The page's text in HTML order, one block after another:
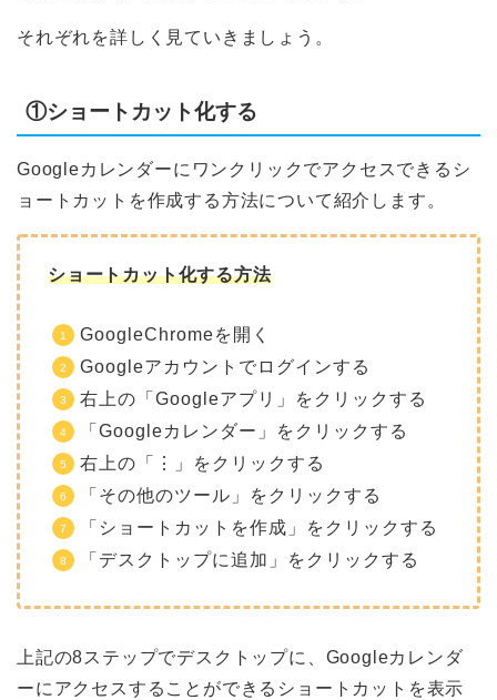
それぞれを詳しく見ていきましょう。
①ショートカット化する
Googleカレンダーにワンクリックでアクセスできるシ
ョートカットを作成する方法について紹介します。
ショートカット化する方法
GoogleChromeを開く
Googleアカウントでログインする
右上の「Googleアプリ」をクリックする
「Googleカレンダー」をクリックする
右上の「⋮」をクリックする
「その他のツール」をクリックする
「ショートカットを作成」をクリックする
「デスクトップに追加」をクリックする
上記の8ステップでデスクトップに、Googleカレンダ
ーにアクセスすることができるショートカットを表示